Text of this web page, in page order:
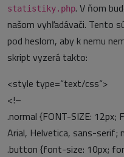
statistiky.php. V ňom
našom vyhľadávači. Tento
pod heslom, aby k nemu
skript vyzerá takto:
<style type=“text/css“>
<!–
.normal {FONT-SIZE: 12px;
Arial, Helvetica, sans-
.button {font-size: 10px;